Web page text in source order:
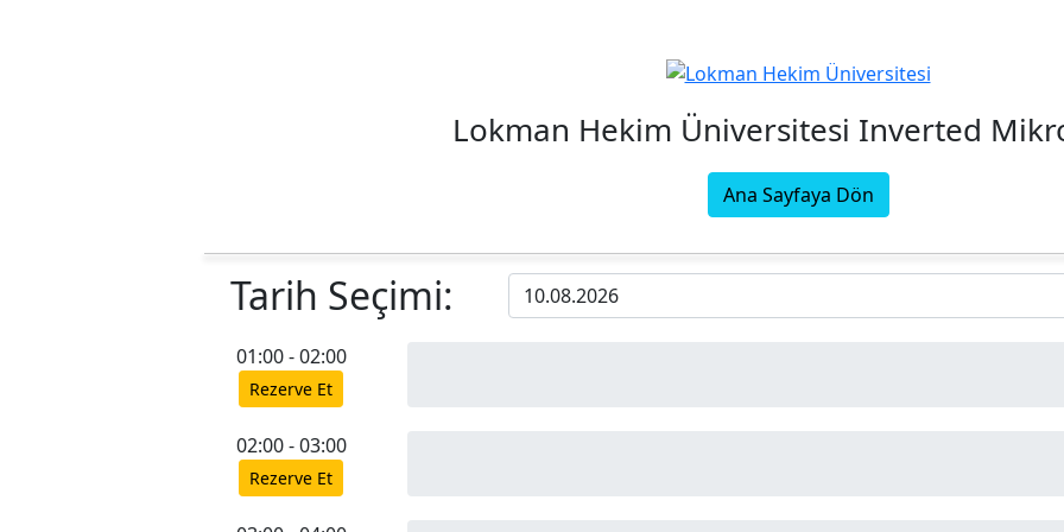
Lokman Hekim Üniversitesi Inverted
Ana Sayfaya Dön
Tarih Seçimi:
01:00 - 02:00
Rezerve Et
02:00 - 03:00
Rezerve Et